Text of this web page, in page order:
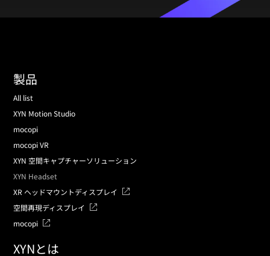
製品
All list
XYN Motion Studio
mocopi
mocopi VR
XYN 空間キャプチャーソリューション
XYN Headset
XR ヘッドマウントディスプレイ
空間再現ディスプレイ
mocopi
XYNとは